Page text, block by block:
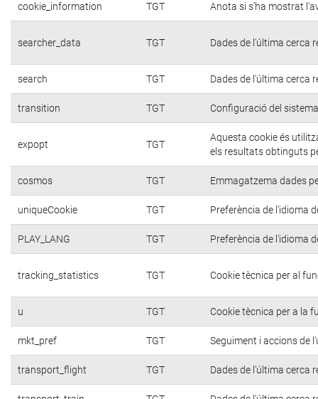
cookie_information TGT Anota si s'ha mostrat
searcher_data TGT Dades de l'última cerca
search TGT Dades de l'última cerca
transition TGT Configuració del
expopt TGT
Aquesta cookie és
els resultats obtinguts
cosmos TGT Emmagatzema dades
uniqueCookie TGT Preferència de l'idioma
PLAY_LANG TGT Preferència de l'idioma
tracking_statistics TGT Cookie tècnica per al
u TGT Cookie tècnica per a la
mkt_pref TGT Seguiment i accions de
transport_flight TGT Dades de l'última cerca